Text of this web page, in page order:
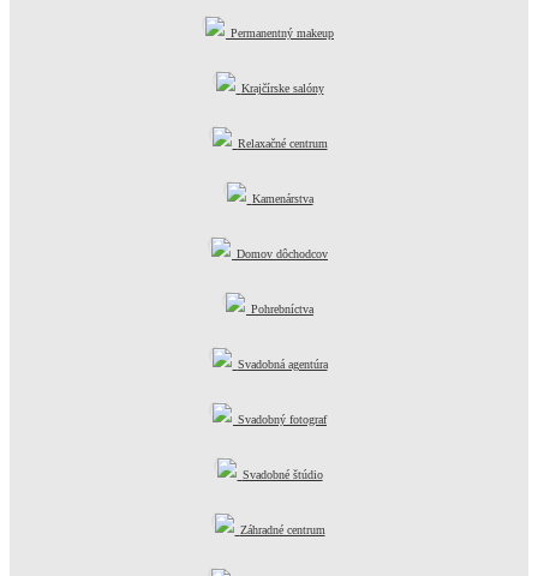
Permanentný makeup
Krajčírske salóny
Relaxačné centrum
Kamenárstva
Domov dôchodcov
Pohrebníctva
Svadobná agentúra
Svadobný fotograf
Svadobné štúdio
Záhradné centrum